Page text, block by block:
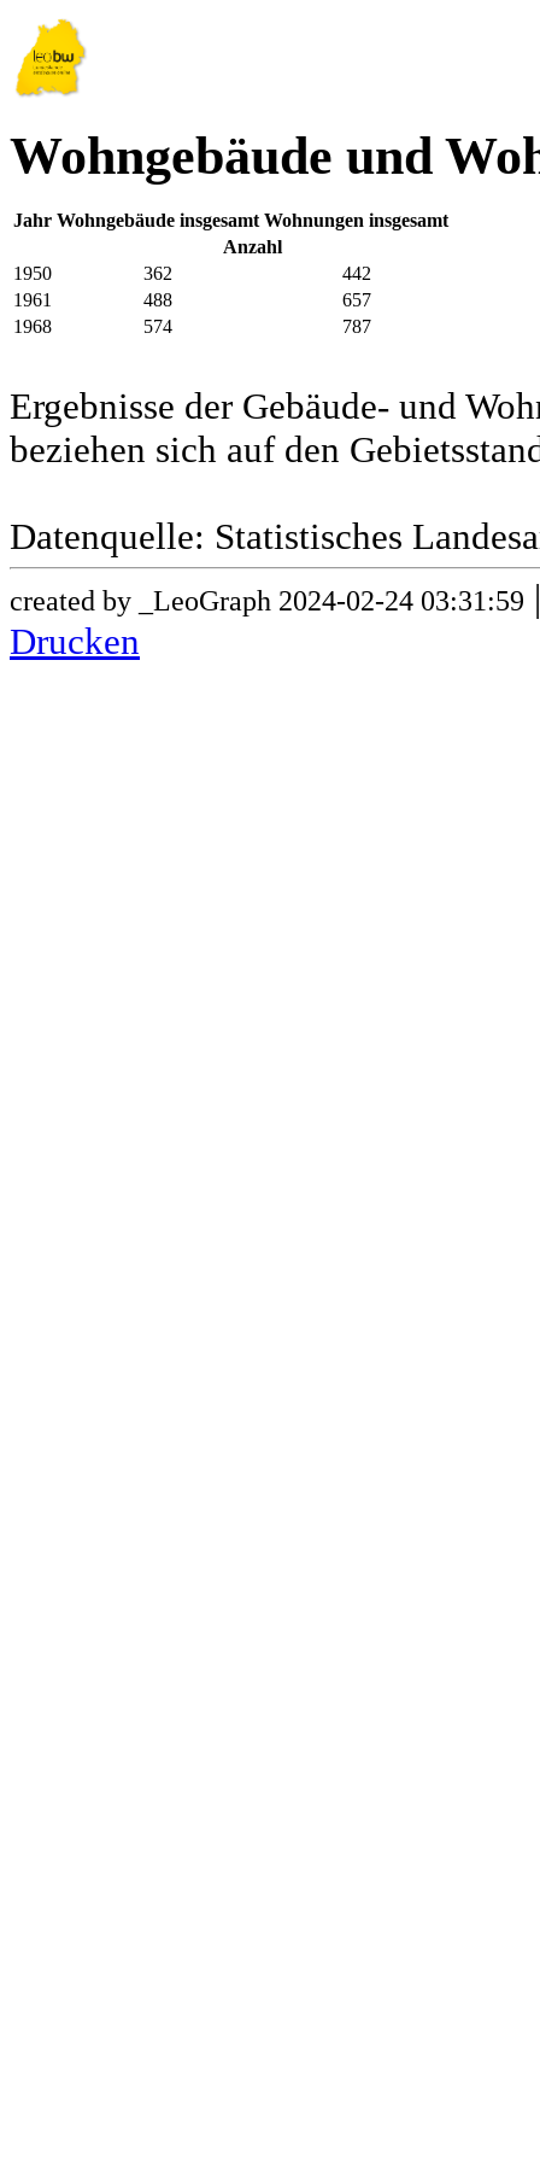
Wohngebäude und
Jahr Wohngebäude insgesamt Wohnungen insgesamt
Anzahl
1950
362
442
1961
488
657
1968
574 787
Ergebnisse der Gebäude- und
beziehen sich auf den
Datenquelle: Statistisches
created by _LeoGraph 2024-02-24 03:31:59
Drucken